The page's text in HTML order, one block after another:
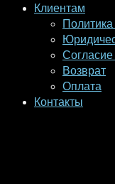
Клиентам
Возврат
Оплата
Контакты